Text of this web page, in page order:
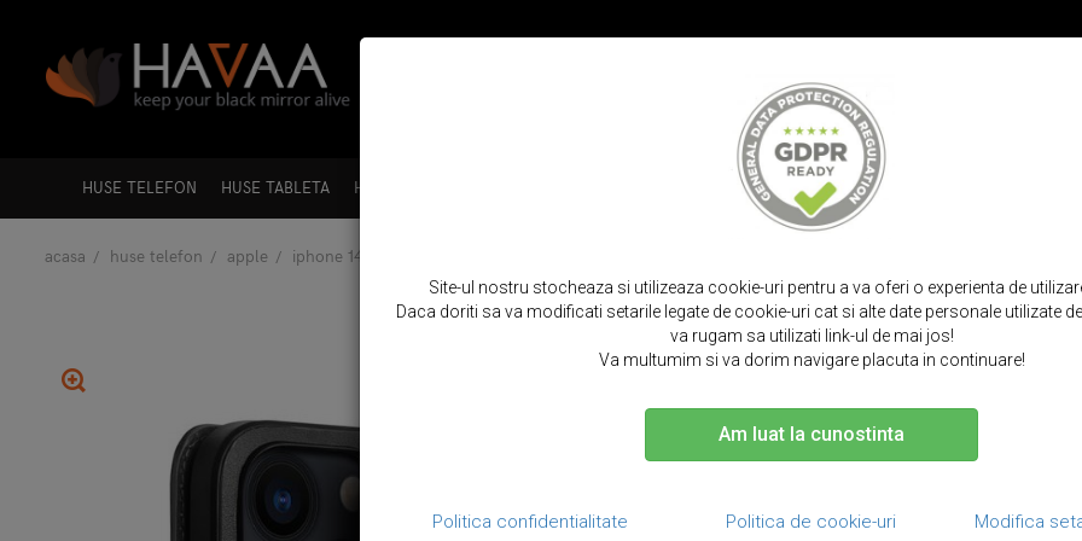
HUSE TELEFON HUSE TABLETA HUSE LAPTOP CURELE SMARTWATCH TOCURI SI SACULETI
acasa huse telefon apple iphone 14 plus
Husa din
buzunare
Site-ul nostru stocheaza si utilizeaza cookie-uri pentru a va oferi o experienta de
Daca doriti sa va modificati setarile legate de cookie-uri cat si alte date personale utilizate
va rugam sa utilizati link-ul de mai jos!
Va multumim si va dorim navigare placuta in continuare!
Am luat la cunostinta
Politica confidentialitate Politica de cookie-uri Modifica